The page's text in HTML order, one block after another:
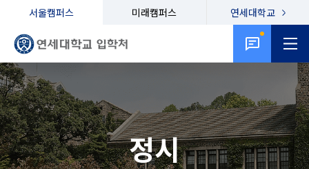
서울캠퍼스 미래캠퍼스 연세대학교
정시